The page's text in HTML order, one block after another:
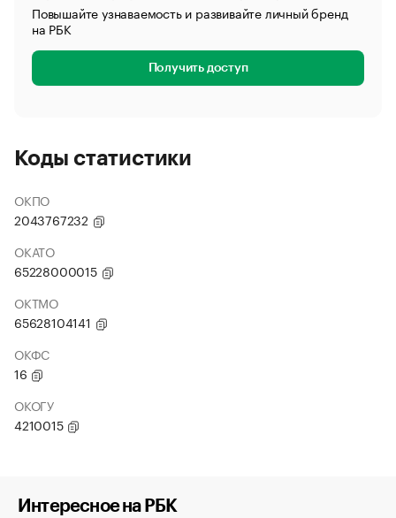
Повышайте узнаваемость и развивайте личный бренд
на РБК
Получить доступ
Коды статистики
ОКПО
2043767232
ОКАТО
65228000015
ОКТМО
65628104141
ОКФС
16
ОКОГУ
4210015
Интересное на РБК